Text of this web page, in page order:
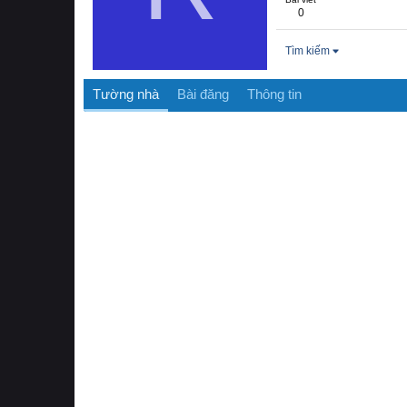
0
Tìm kiếm
Tường nhà Bài đăng Thông tin